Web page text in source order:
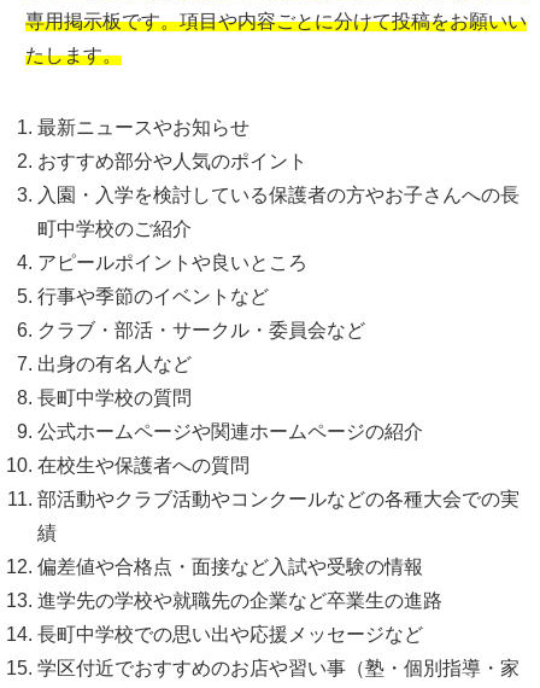
専用掲示板です。項目や内容ごとに分けて投稿をお願いい
たします。
最新ニュースやお知らせ
おすすめ部分や人気のポイント
入園・入学を検討している保護者の方やお子さんへの長
町中学校のご紹介
アピールポイントや良いところ
行事や季節のイベントなど
クラブ・部活・サークル・委員会など
出身の有名人など
長町中学校の質問
公式ホームページや関連ホームページの紹介
在校生や保護者への質問
部活動やクラブ活動やコンクールなどの各種大会での実
績
偏差値や合格点・面接など入試や受験の情報
進学先の学校や就職先の企業など卒業生の進路
長町中学校での思い出や応援メッセージなど
学区付近でおすすめのお店や習い事（塾・個別指導・家